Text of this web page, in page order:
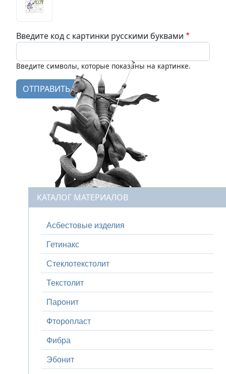
Введите код с картинки русскими буквами
Введите символы, которые показаны на картинке.
КАТАЛОГ МАТЕРИАЛОВ
Асбестовые изделия
Гетинакс
Стеклотекстолит
Текстолит
Паронит
Фторопласт
Фибра
Эбонит